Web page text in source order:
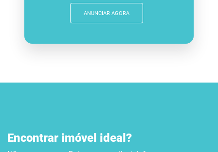
ANUNCIAR AGORA
Encontrar imóvel ideal?